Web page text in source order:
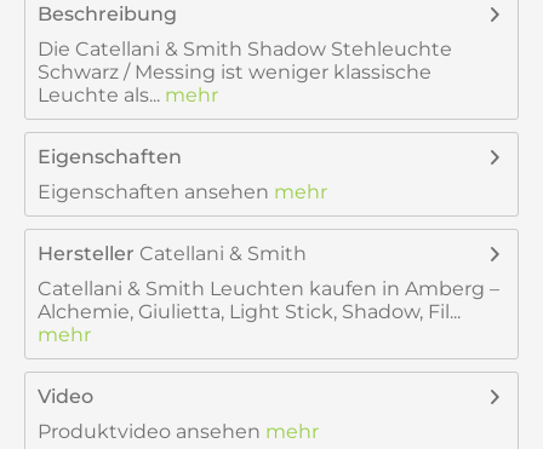
Beschreibung
Die Catellani & Smith Shadow Stehleuchte
Schwarz / Messing ist weniger klassische
Leuchte als... mehr
Eigenschaften
Eigenschaften ansehen mehr
Hersteller Catellani & Smith
Catellani & Smith Leuchten kaufen in Amberg –
Alchemie, Giulietta, Light Stick, Shadow, Fil...
mehr
Video
Produktvideo ansehen mehr